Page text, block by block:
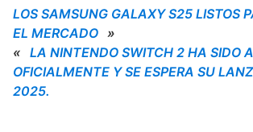
LOS SAMSUNG GALAXY S25 LISTOS
EL MERCADO »
« LA NINTENDO SWITCH 2 HA SIDO
OFICIALMENTE Y SE ESPERA SU
2025.